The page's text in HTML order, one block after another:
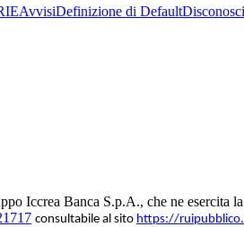
AvvisiDefinizione di Default
Iccrea Banca S.p.A., che ne esercita
consultabile al sito https://